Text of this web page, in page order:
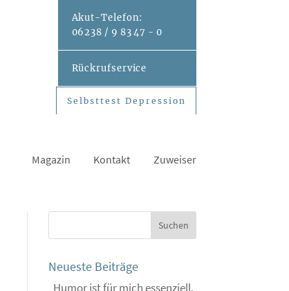
Akut-Telefon:
06238 / 9 83 47 - 0
Rückrufservice
Selbsttest Depression
Selbsttest Depression
Magazin Kontakt Zuweiser
Neueste Beiträge
„Humor ist für mich essenziell,